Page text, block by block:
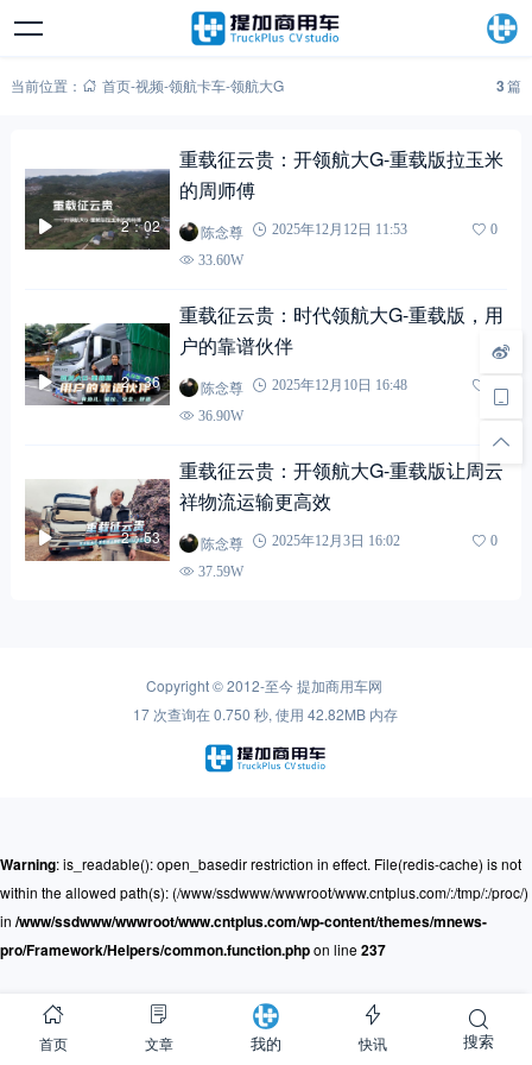
当前位置： 首页-视频-领航卡车-领航大G 3篇
2：02
重载征云贵：开领航大G-重载版拉玉米
的周师傅
陈念尊 2025年12月12日 11:53
0
33.60W
2：36
重载征云贵：时代领航大G-重载版，用
户的靠谱伙伴
陈念尊 2025年12月10日 16:48
36.90W
2：53
重载征云贵：开领航大G-重载版让周云
祥物流运输更高效
陈念尊 2025年12月3日 16:02
0
37.59W
Copyright © 2012-至今提加商用车网
17 次查询在 0.750 秒, 使用 42.82MB 内存
首页 文章 我的 快讯 搜索
Warning: is_readable(): open_basedir restriction in effect. File(redis-cache) is not
within the allowed path(s): (/www/ssdwww/wwwroot/www.cntplus.com/:/tmp/:/proc/)
in /www/ssdwww/wwwroot/www.cntplus.com/wp-content/themes/mnews-
pro/Framework/Helpers/common.function.phpon line237